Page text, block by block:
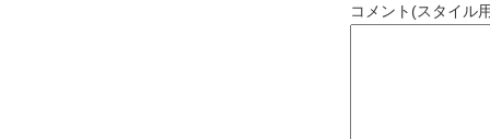
コメント(スタイル